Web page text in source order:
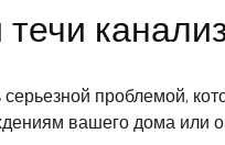
серьезной проблемой,
вашего дома или